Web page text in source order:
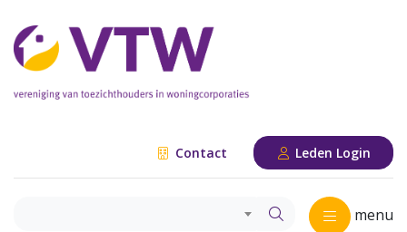
Contact Leden Login
menu